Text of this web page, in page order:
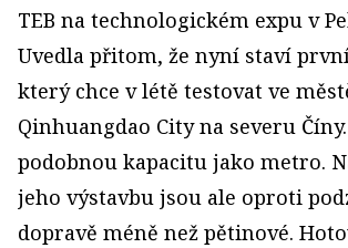
TEB na technologickém expu v
Uvedla přitom, že nyní staví
který chce v létě testovat ve
Qinhuangdao City na severu
podobnou kapacitu jako metro.
jeho výstavbu jsou ale oproti
dopravě méně než pětinové.